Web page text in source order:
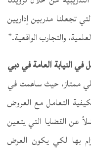
تجعلنا مدربين إداريين
والتجارب الواقعية.”
في النيابة العامة في دبي
ممتاز، حيث ساهمت في
التعامل مع العروض
عن القضايا التي يتعين
بها لكي يكون العرض